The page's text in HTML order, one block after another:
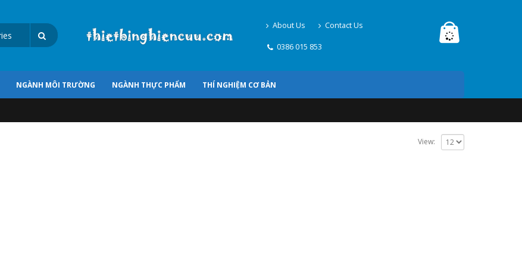
About Us Contact Us
0386 015 853
NGÀNH MÔI TRƯỜNG NGÀNH THỰC PHẨM THÍ NGHIỆM CƠ BẢN
View: